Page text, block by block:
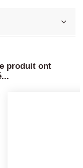
produit ont